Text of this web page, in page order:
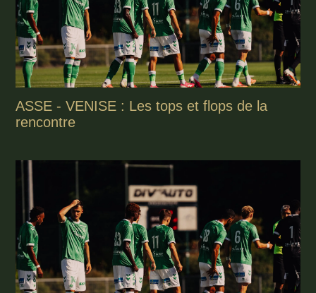
ASSE - VENISE : Les tops et flops de la
rencontre